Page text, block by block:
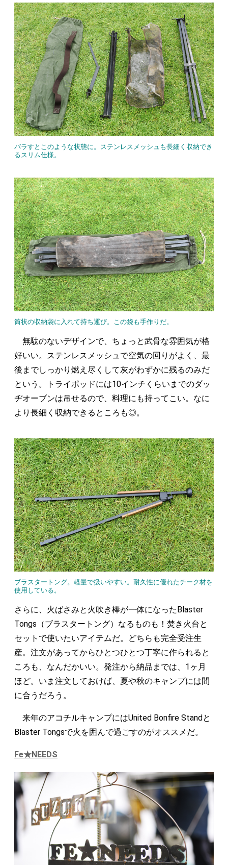
バラすとこのような状態に。ステンレスメッシュも長細く収納でき
るスリム仕様。
筒状の収納袋に入れて持ち運び。この袋も手作りだ。
無駄のないデザインで、ちょっと武骨な雰囲気が格
好いい。ステンレスメッシュで空気の回りがよく、最
後までしっかり燃え尽くして灰がわずかに残るのみだ
という。トライポッドには10インチくらいまでのダッ
ヂオーブンは吊せるので、料理にも持ってこい。なに
より長細く収納できるところも◎。
ブラスタートング。軽量で扱いやすい。耐久性に優れたチーク材を
使用している。
さらに、火ばさみと火吹き棒が一体になったBlaster
Tongs（ブラスタートング）なるものも！焚き火台と
セットで使いたいアイテムだ。どちらも完全受注生
産。注文があってからひとつひとつ丁寧に作られると
ころも、なんだかいい。発注から納品までは、1ヶ月
ほど。いま注文しておけば、夏や秋のキャンプには間
に合うだろう。
来年のアコチルキャンプにはUnited Bonfire Standと
Blaster Tongsで火を囲んで過ごすのがオススメだ。
Fe★NEEDS